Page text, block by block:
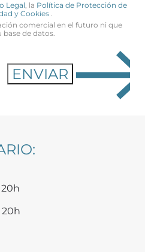
Legal, la Política de Protección de
y Cookies .
comercial en el futuro ni que
base de datos.
20h
20h